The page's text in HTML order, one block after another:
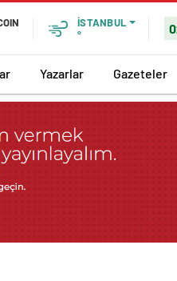
İSTANBUL
°
Yazarlar Gazeteler